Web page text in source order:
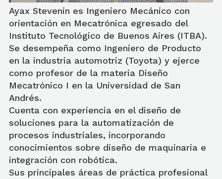
Ayax Stevenin es Ingeniero Mecánico con
orientación en Mecatrónica egresado del
Instituto Tecnológico de Buenos Aires (ITBA).
Se desempeña como Ingeniero de Producto
en la industria automotriz (Toyota) y ejerce
como profesor de la materia Diseño
Mecatrónico I en la Universidad de San
Andrés.
Cuenta con experiencia en el diseño de
soluciones para la automatización de
procesos industriales, incorporando
conocimientos sobre diseño de maquinaria e
integración con robótica.
Sus principales áreas de práctica profesional